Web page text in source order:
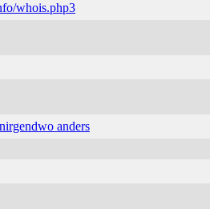
whois.php3
anders